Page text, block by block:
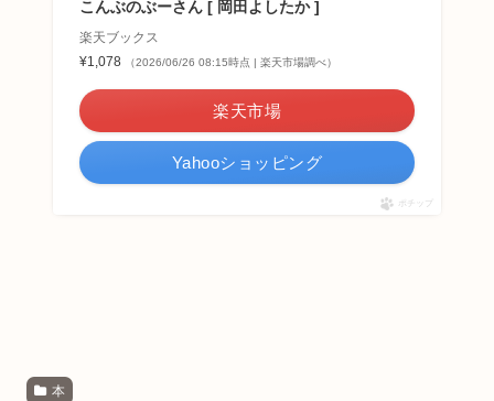
こんぶのぶーさん [ 岡田よしたか ]
楽天ブックス
¥1,078
（2026/06/26 08:15時点 | 楽天市場調べ）
楽天市場
Yahooショッピング
ポチップ
本